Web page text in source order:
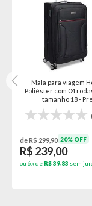
Mala para viagem
Poliéster com 04
tamanho 18 -
de R$ 299,90 20% OFF
R$ 239,00
ou 6x de R$ 39,83 sem